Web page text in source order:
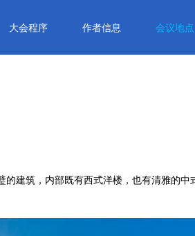
大会程序 作者信息 会议地点
建筑，内部既有西式洋楼，也有清雅的中